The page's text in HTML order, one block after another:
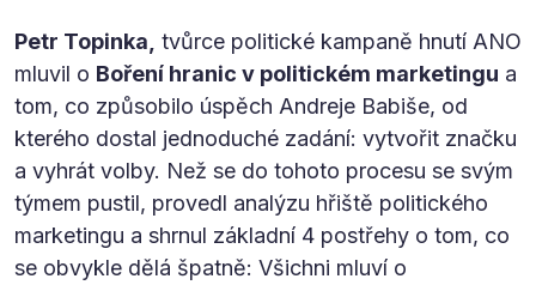
Petr Topinka, tvůrce politické kampaně hnutí ANO
mluvil o Boření hranic v politickém marketingu a
tom, co způsobilo úspěch Andreje Babiše, od
kterého dostal jednoduché zadání: vytvořit značku
a vyhrát volby. Než se do tohoto procesu se svým
týmem pustil, provedl analýzu hřiště politického
marketingu a shrnul základní 4 postřehy o tom, co
se obvykle dělá špatně: Všichni mluví o